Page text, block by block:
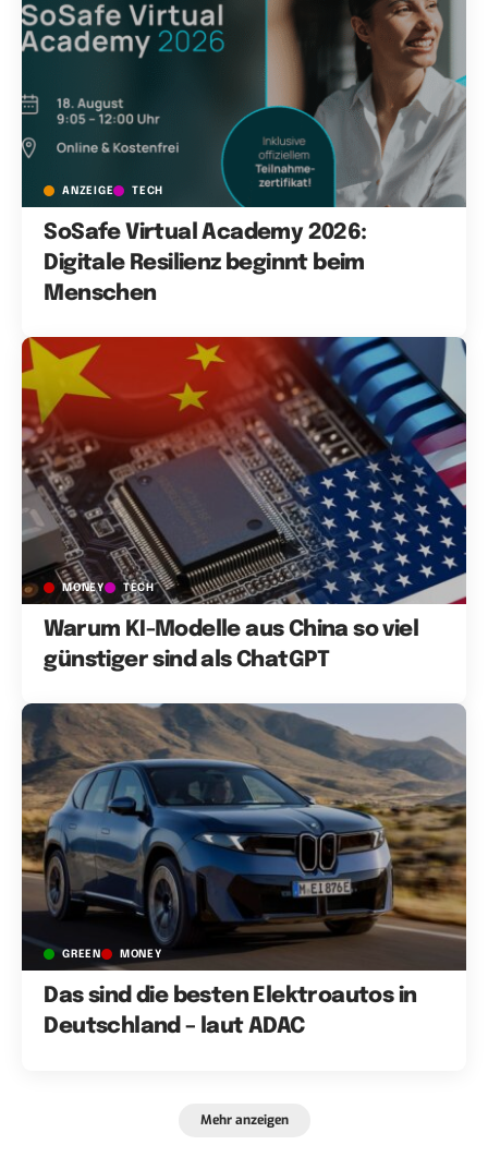
ANZEIGE TECH
SoSafe Virtual Academy 2026:
Digitale Resilienz beginnt beim
Menschen
MONEY TECH
Warum KI-Modelle aus China so viel
günstiger sind als ChatGPT
GREEN MONEY
Das sind die besten Elektroautos in
Deutschland – laut ADAC
Mehr anzeigen